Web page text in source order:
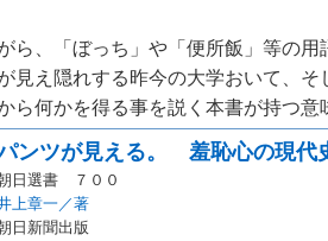
ら、「ぼっち」や「便所飯」等の用
見え隠れする昨今の大学おいて、
ら何かを得る事を説く本書が持つ
ンツが見える。 羞恥心の現代
日選書 ７００
上章一／著
日新聞出版